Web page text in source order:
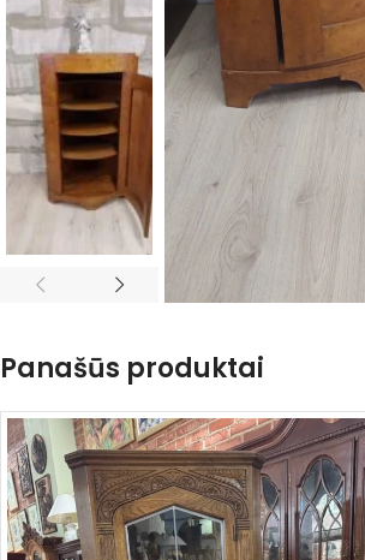
Panašūs produktai